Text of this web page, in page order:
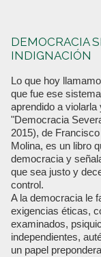
DEMOCRACIA
INDIGNACIÓN
Lo que hoy
que fue ese
aprendido a
"Democracia
2015), de
Molina, es un libro
democracia y
que sea justo y
control.
A la democracia le
exigencias éticas,
examinados,
independientes,
un papel